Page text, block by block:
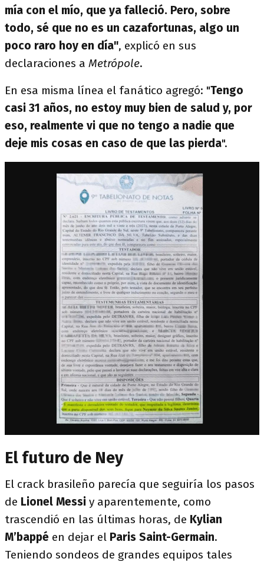
mía con el mío, que ya falleció. Pero, sobre
todo, sé que no es un cazafortunas, algo un
poco raro hoy en día", explicó en sus
declaraciones a Metrópole.
En esa misma línea el fanático agregó: "Tengo
casi 31 años, no estoy muy bien de salud y, por
eso, realmente vi que no tengo a nadie que
deje mis cosas en caso de que las pierda".
El futuro de Ney
El crack brasileño parecía que seguiría los pasos
de Lionel Messi y aparentemente, como
trascendió en las últimas horas, de Kylian
M’bappé en dejar el Paris Saint-Germain.
Teniendo sondeos de grandes equipos tales